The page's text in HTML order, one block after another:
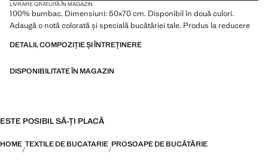
LIVRARE GRATUITĂ ÎN MAGAZIN
100% bumbac. Dimensiuni: 50x70 cm. Disponibil în două culori.
Adaugă o notă colorată și specială bucătăriei tale. Produs la reducere
DETALII, COMPOZIȚIE ȘI ÎNTREȚINERE
DISPONIBILITATE ÎN MAGAZIN
ESTE POSIBIL SĂ-ȚI PLACĂ
HOME TEXTILE DE BUCATARIE PROSOAPE DE BUCĂTĂRIE